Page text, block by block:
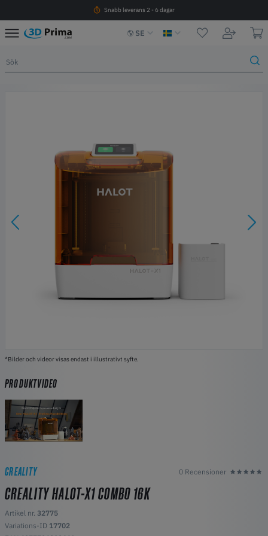
Snabb leverans 2 - 6 dagar
SE
*Bilder och videor visas endast i illustrativt syfte.
PRODUKTVIDEO
CREALITY 0 Recensioner
CREALITY HALOT-X1 COMBO 16K
Artikel nr. 32775
Variations-ID 17702